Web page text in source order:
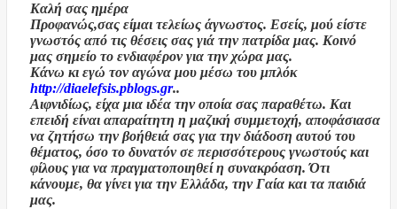
Καλή σας ημέρα
Προφανώς,σας είμαι τελείως άγνωστος. Εσείς, μού είστε
γνωστός από τις θέσεις σας γιά την πατρίδα μας. Κοινό
μας σημείο το ενδιαφέρον για την χώρα μας.
Κάνω κι εγώ τον αγώνα μου μέσω του μπλόκ
http://diaelefsis.pblogs.gr..
Αιφνιδίως, είχα μια ιδέα την οποία σας παραθέτω. Και
επειδή είναι απαραίτητη η μαζική συμμετοχή, αποφάσιασα
να ζητήσω την βοήθειά σας για την διάδοση αυτού του
θέματος, όσο το δυνατόν σε περισσότερους γνωστούς και
φίλους για να πραγματοποιηθεί η συνακρόαση. Ότι
κάνουμε, θα γίνει για την Ελλάδα, την Γαία και τα παιδιά
μας.